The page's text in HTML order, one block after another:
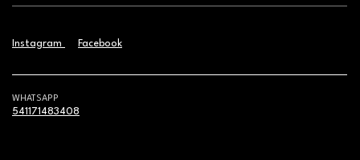
Instagram Facebook
WHATSAPP
541171483408